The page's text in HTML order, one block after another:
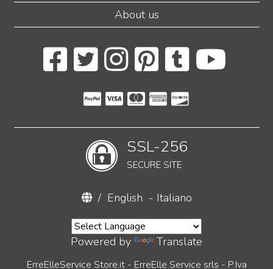
About us
SSL-256
SECURE SITE
/ English - Italiano
Powered by Translate
ErreElleService Store.it - ErreElle Service srls - P.Iva